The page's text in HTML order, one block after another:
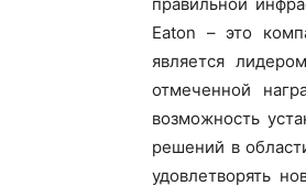
Eaton – это
является
отмеченной
возможность
решений в
удовлетворять